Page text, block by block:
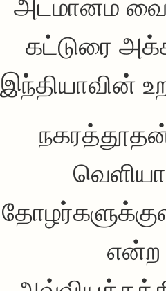
அடமானம்
கட்டுரை
இந்தியாவின்
என்ற